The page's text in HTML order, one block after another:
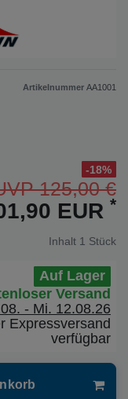
Artikelnummer AA1001
-18%
125,00 €
EUR *
Inhalt 1 Stück
Auf Lager
Versand
- Mi. 12.08.26
Expressversand
verfügbar